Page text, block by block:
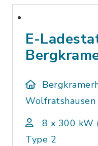
E-
Wolfratshausen
8 x 300 kW
Type 2